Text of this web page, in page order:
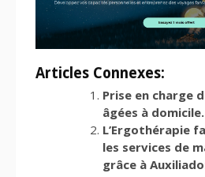
Articles Connexes:
Prise en charge
âgées à domicile.
L’Ergothérapie
les services de
grâce à